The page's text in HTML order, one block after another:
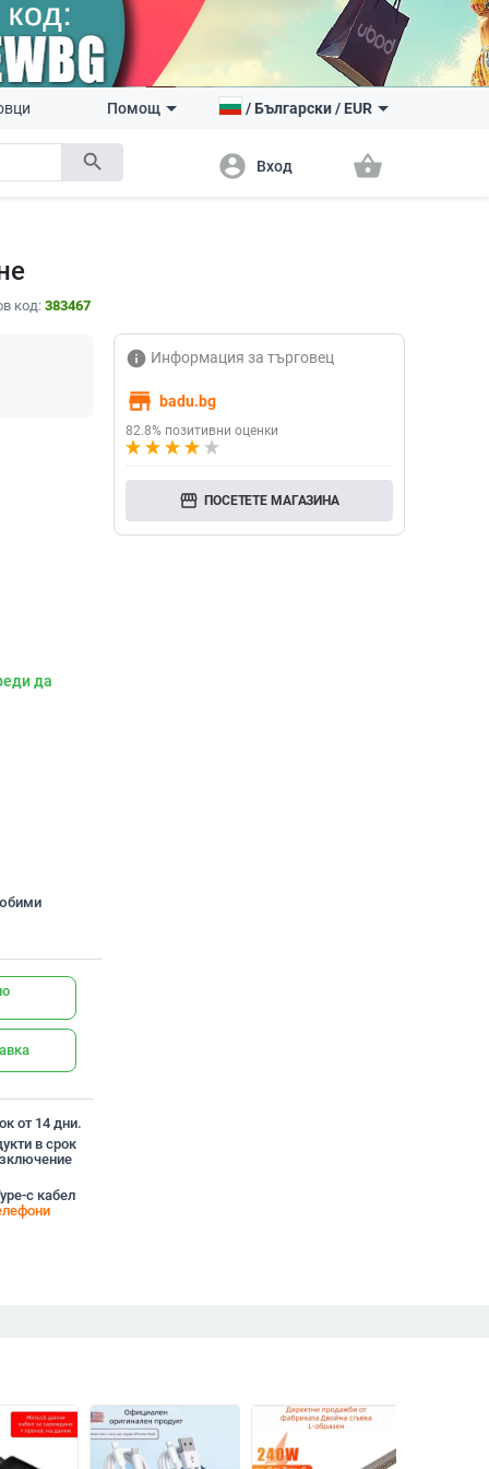
search
Помощ /Български/ EUR
account_circle Вход shopping_basket
код: 383467
да
от 14 дни.
в срок
c кабел
info Информация за търговец
store badu.bg
82.8% позитивни оценки
storefront ПОСЕТЕТЕ МАГАЗИНА